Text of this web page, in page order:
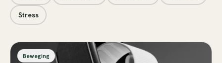
Stress
Beweging